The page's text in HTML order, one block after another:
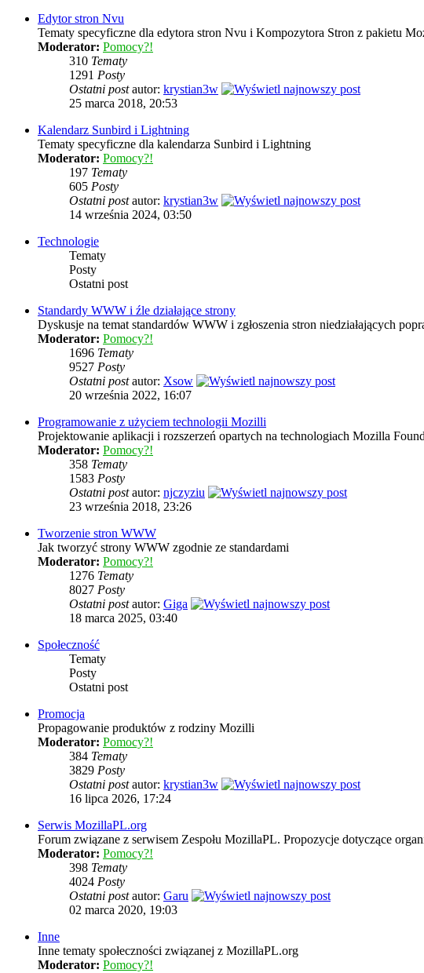
Edytor stron Nvu
Tematy specyficzne dla edytora stron Nvu i Kompozytora Stron z pakietu
Moderator: Pomocy?!
310 Tematy
1291 Posty
Ostatni postautor: krystian3w
25 marca 2018, 20:53
Kalendarz Sunbird i Lightning
Tematy specyficzne dla kalendarza Sunbird i Lightning
Moderator: Pomocy?!
197 Tematy
605 Posty
Ostatni postautor: krystian3w
14 września 2024, 03:50
Technologie
Tematy
Posty
Ostatni post
Standardy WWW i źle działające strony
Dyskusje na temat standardów WWW i zgłoszenia stron niedziałających
Moderator: Pomocy?!
1696 Tematy
9527 Posty
Ostatni postautor: Xsow
20 września 2022, 16:07
Programowanie z użyciem technologii Mozilli
Projektowanie aplikacji i rozszerzeń opartych na technologiach Mozilla
Moderator: Pomocy?!
358 Tematy
1583 Posty
Ostatni postautor: njczyziu
23 września 2018, 23:26
Tworzenie stron WWW
Jak tworzyć strony WWW zgodnie ze standardami
Moderator: Pomocy?!
1276 Tematy
8027 Posty
Ostatni postautor: Giga
18 marca 2025, 03:40
Społeczność
Tematy
Posty
Ostatni post
Promocja
Propagowanie produktów z rodziny Mozilli
Moderator: Pomocy?!
384 Tematy
3829 Posty
Ostatni postautor: krystian3w
16 lipca 2026, 17:24
Serwis MozillaPL.org
Forum związane z serwisem Zespołu MozillaPL. Propozycje dotyczące
Moderator: Pomocy?!
398 Tematy
4024 Posty
Ostatni postautor: Garu
02 marca 2020, 19:03
Inne
Inne tematy społeczności związanej z MozillaPL.org
Moderator: Pomocy?!